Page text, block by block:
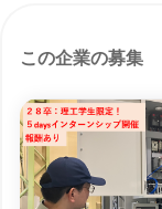
この企業の募集